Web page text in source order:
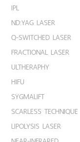
IPL
ND:YAG LASER
Q-SWITCHED LASER
FRACTIONAL LASER
ULTHERAPHY
HIFU
SYGMALIFT
SCARLESS TECHNIQUE
LIPOLYSIS LASER